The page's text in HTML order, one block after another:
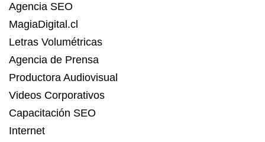
Agencia SEO
MagiaDigital.cl
Letras Volumétricas
Agencia de Prensa
Productora Audiovisual
Videos Corporativos
Capacitación SEO
Internet